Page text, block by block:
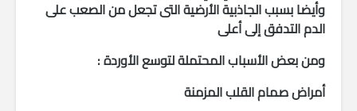
وأيضا بسبب الجاذبية الأرضية التى تجعل من الصعب على
الدم التدفق إلى أعلى
ومن بعض الأسباب المحتملة لتوسع الأوردة :
أمراض صمام القلب المزمنة